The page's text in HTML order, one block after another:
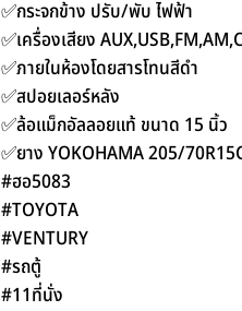
✅กระจกข้าง ปรับ/พับ ไฟฟ้า
✅เครื่องเสียง
✅ภายในห้องโดยสารโทนสีดำ
✅สปอยเลอร์หลัง
✅ล้อแม็กอัลลอยแท้ ขนาด 15 นิ้ว
✅ยาง YOKOHAMA 205/
#ฮอ5083
#TOYOTA
#VENTURY
#รถตู้
#11ที่นั่ง